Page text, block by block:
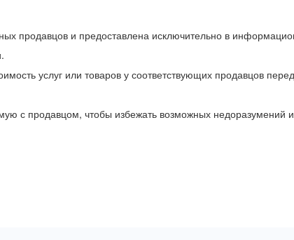
продавцов и предоставлена исключительно в
услуг или товаров у соответствующих продавцов перед
с продавцом, чтобы избежать возможных недоразумений